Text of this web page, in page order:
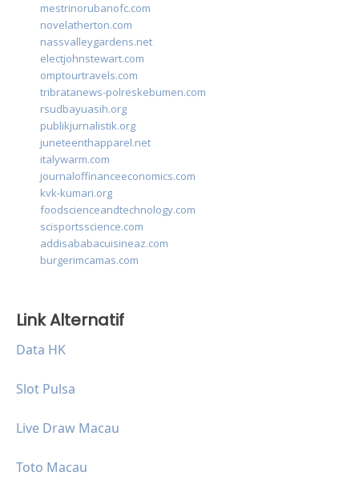
mestrinorubanofc.com
novelatherton.com
nassvalleygardens.net
electjohnstewart.com
omptourtravels.com
tribratanews-polreskebumen.com
rsudbayuasih.org
publikjurnalistik.org
juneteenthapparel.net
italywarm.com
journaloffinanceeconomics.com
kvk-kumari.org
foodscienceandtechnology.com
scisportsscience.com
addisababacuisineaz.com
burgerimcamas.com
Link Alternatif
Data HK
Slot Pulsa
Live Draw Macau
Toto Macau